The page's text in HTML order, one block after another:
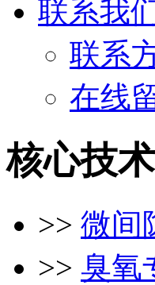
联系我
联系
在线
核心技术
>> 微间
>> 臭氧